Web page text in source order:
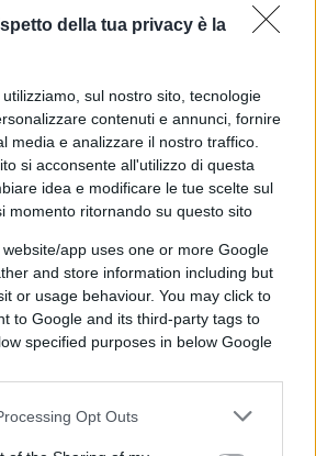
della tua privacy è la
sul nostro sito, tecnologie
contenuti e annunci, fornire
media e analizzare il nostro traffico.
si acconsente all'utilizzo di questa
idea e modificare le tue scelte sul
momento ritornando su questo sito
app uses one or more Google
and store information including but
or usage behaviour. You may click to
to Google and its third-party tags to
specified purposes in below Google
Opt Outs
si tratta di una scelta
deroga temporanea dettata
ha bisogno di rimettere al
e produzione, il
produttivo ogni euro mobilitato.
semplificazione normativa
integrazione dei mercati dei
moltiplicare gli strumenti
e mercato unico